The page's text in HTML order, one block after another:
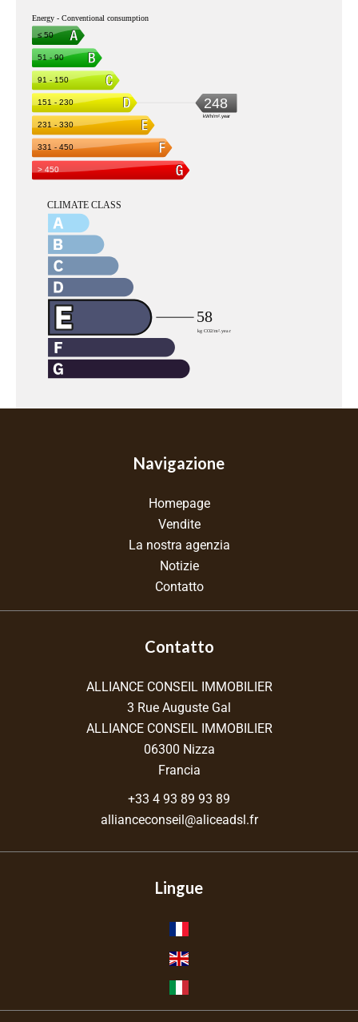
Navigazione
Homepage
Vendite
La nostra agenzia
Notizie
Contatto
Contatto
ALLIANCE CONSEIL IMMOBILIER
3 Rue Auguste Gal
ALLIANCE CONSEIL IMMOBILIER
06300 Nizza
Francia
+33 4 93 89 93 89
allianceconseil@aliceadsl.fr
Lingue